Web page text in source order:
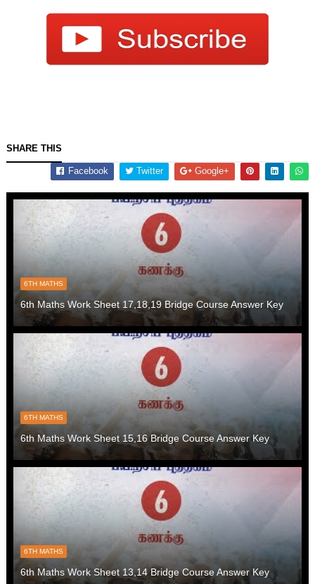
SHARE THIS
Facebook Twitter Google+
6TH MATHS
6th Maths Work Sheet 17,18,19 Bridge Course Answer Key
6TH MATHS
6th Maths Work Sheet 15,16 Bridge Course Answer Key
6TH MATHS
6th Maths Work Sheet 13,14 Bridge Course Answer Key